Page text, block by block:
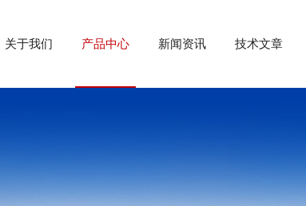
关于我们 产品中心 新闻资讯 技术文章